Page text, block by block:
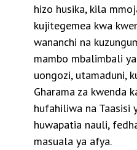
hizo husika, kila
kujitegemea kwa
wananchi na
mambo mbalimbali
uongozi, utamaduni,
Gharama za kwenda
hufahiliwa na Taasisi
huwapatia nauli,
masuala ya afya.